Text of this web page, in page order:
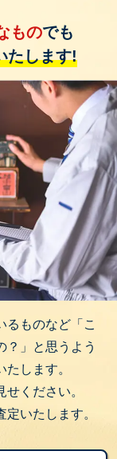
ものでも
たします!
るものなど「こ
？」と思うよう
します。
ください。
いたします。